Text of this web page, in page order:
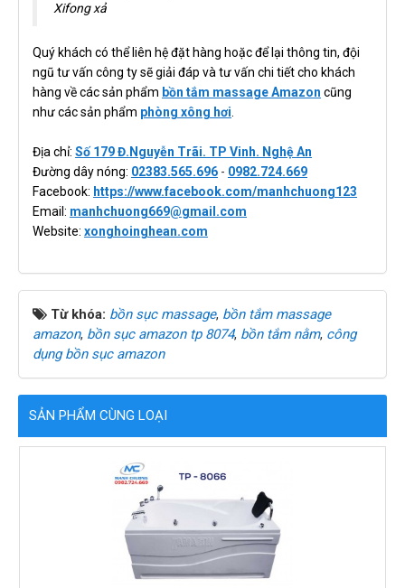
Xifong xả
Quý khách có thể liên hệ đặt hàng hoặc để lại thông tin, đội
ngũ tư vấn công ty sẽ giải đáp và tư vấn chi tiết cho khách
hàng về các sản phẩm bồn tắm massage Amazon cũng
như các sản phẩm phòng xông hơi
Địa chỉ: Số 179 Đ.Nguyễn Trãi. TP Vinh. Nghệ An
Đường dây nóng: 02383.565.696 - 0982.724.669
Facebook: https://www.facebook.com/manhchuong123
Email: manhchuong669@gmail.com
Website: xonghoinghean.com
Từ khóa: bồn sục massage, bồn tắm massage
amazon, bồn sục amazon tp 8074, bồn tắm nằm, công
dụng bồn sục amazon
SẢN PHẨM CÙNG LOẠI